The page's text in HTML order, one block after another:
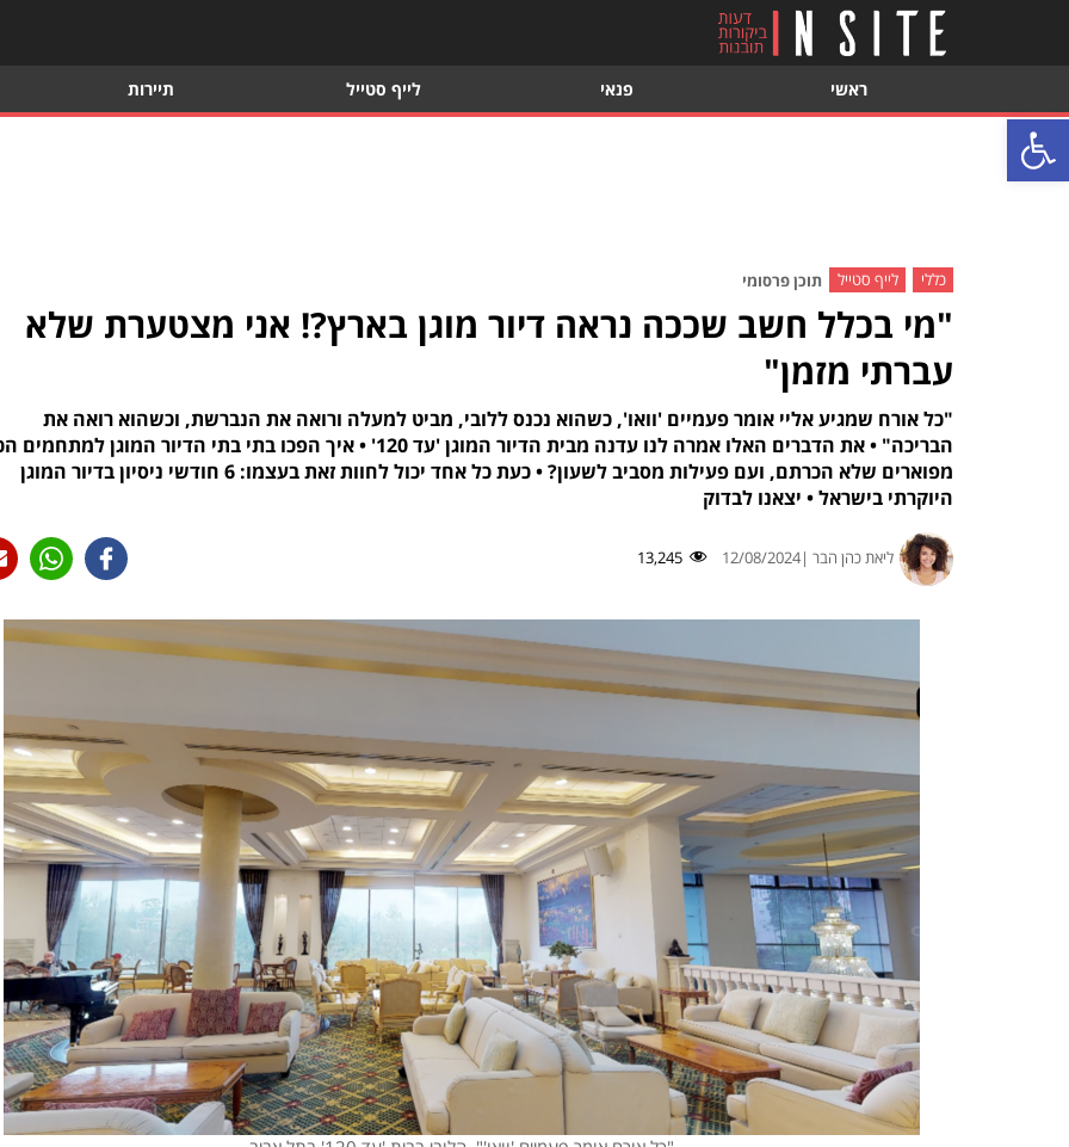
פתח סרגל נגישות
ראשי פנאי לייף סטייל תיירות
כללי לייף סטייל תוכן פרסומי
"מי בכלל חשב שככה נראה דיור מוגן בארץ?! אני מצטערת שלא
עברתי מזמן"
"כל אורח שמגיע אליי אומר פעמיים 'וואו', כשהוא נכנס ללובי, מביט למעלה ורואה את הנברשת, וכשהוא רואה את
הבריכה" • את הדברים האלו אמרה לנו עדנה מבית הדיור המוגן 'עד 120' • איך הפכו בתי בתי הדיור המוגן
מפוארים שלא הכרתם, ועם פעילות מסביב לשעון? • כעת כל אחד יכול לחוות זאת בעצמו: 6 חודשי ניסיון בדיור המוגן
היוקרתי בישראל • יצאנו לבדוק
ליאת כהן הבר |12/08/2024
13,245